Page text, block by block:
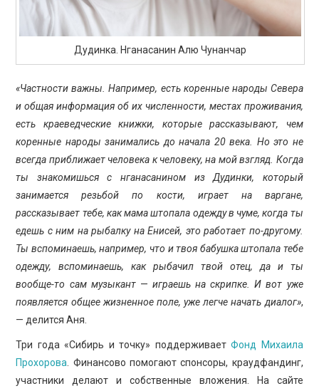
Дудинка. Нганасанин Алю Чунанчар
«Частности важны. Например, есть коренные народы Севера
и общая информация об их численности, местах проживания,
есть краеведческие книжки, которые рассказывают, чем
коренные народы занимались до начала 20 века. Но это не
всегда приближает человека к человеку, на мой взгляд. Когда
ты знакомишься с нганасанином из Дудинки, который
занимается резьбой по кости, играет на варгане,
рассказывает тебе, как мама штопала одежду в чуме, когда ты
едешь с ним на рыбалку на Енисей, это работает по-другому.
Ты вспоминаешь, например, что и твоя бабушка штопала тебе
одежду, вспоминаешь, как рыбачил твой отец, да и ты
вообще-то сам музыкант — играешь на скрипке. И вот уже
появляется общее жизненное поле, уже легче начать диалог»,
— делится Аня.
Три года «Сибирь и точку» поддерживаетФонд Михаила
Прохорова . Финансово помогают спонсоры, краудфандинг,
участники делают и собственные вложения. На сайте